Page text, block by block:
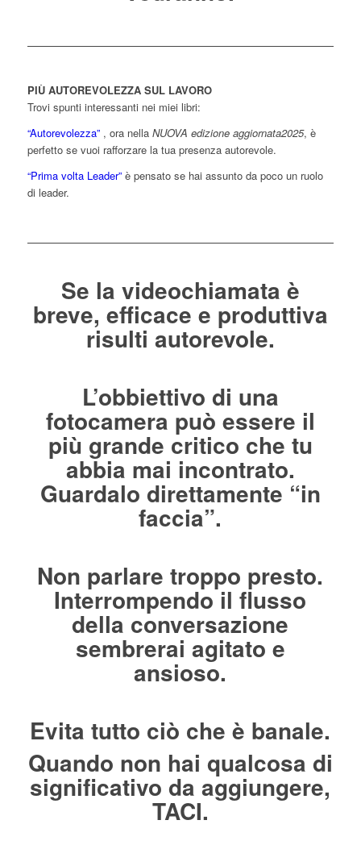
PIÙ AUTOREVOLEZZA SUL LAVORO
Trovi spunti interessanti nei miei libri:
“Autorevolezza” , ora nella NUOVA edizione aggiornata2025, è
perfetto se vuoi rafforzare la tua presenza autorevole.
“Prima volta Leader” è pensato se hai assunto da poco un ruolo
di leader.
Se la videochiamata è
breve, efficace e produttiva
risulti autorevole.
L’obbiettivo di una
fotocamera può essere il
più grande critico che tu
abbia mai incontrato.
Guardalo direttamente “in
faccia”.
Non parlare troppo presto.
Interrompendo il flusso
della conversazione
sembrerai agitato e
ansioso.
Evita tutto ciò che è banale.
Quando non hai qualcosa di
significativo da aggiungere,
TACI.